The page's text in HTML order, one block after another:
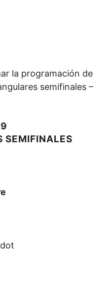
la programación de
semifinales –
SEMIFINALES